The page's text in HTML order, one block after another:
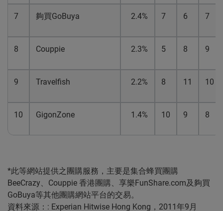
7 夠買GoBuya 2.4% 7 6 7
8 Couppie 2.3% 5 8 9
9 Travelfish 2.2% 8 11 10
10 GigonZone 1.4% 10 9 8
*此等網站提供之團購服務，主要是集合蜂買團購
BeeCrazy、Couppie 香港團購、享樂FunShare.com及夠買
GoBuya等其他團購網站平台的交易。
資料來源：: Experian Hitwise Hong Kong，2011年9月